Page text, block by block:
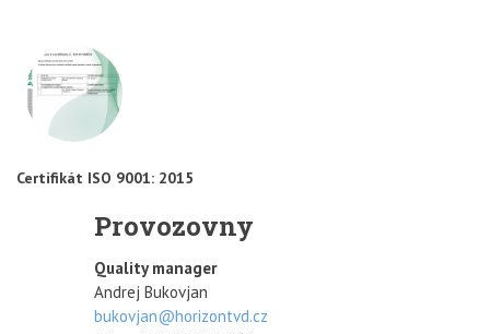
Certifikát ISO 9001: 2015
Provozovny
Quality manager
Andrej Bukovjan
bukovjan@horizontvd.cz